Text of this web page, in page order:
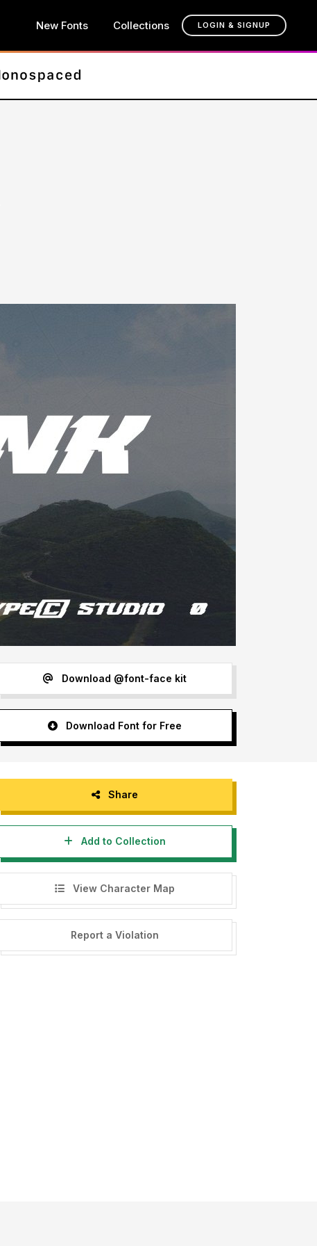
New Fonts Collections LOGIN & SIGNUP
Download @font-face kit
Download Font for Free
Share
Add to Collection
View Character Map
Report a Violation